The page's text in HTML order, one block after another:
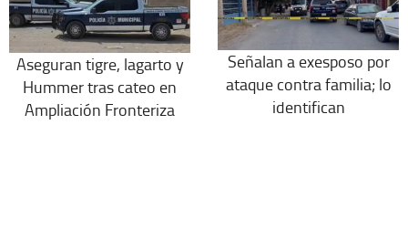
Aseguran tigre, lagarto y
Hummer tras cateo en
Ampliación Fronteriza
Señalan a exesposo por
ataque contra familia; lo
identifican